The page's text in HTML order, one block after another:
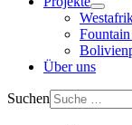
Über uns
Suchen